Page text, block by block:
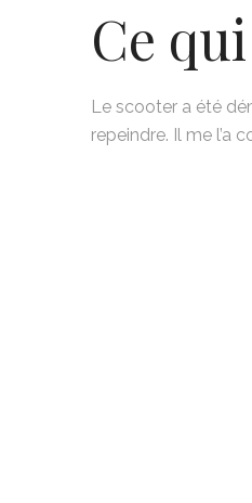
Ce
Le scooter a été
repeindre. Il me l’a